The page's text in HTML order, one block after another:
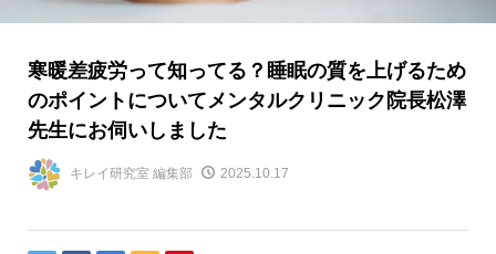
寒暖差疲労って知ってる？睡眠の質を上げるため
のポイントについてメンタルクリニック院長松澤
先生にお伺いしました
キレイ研究室 編集部 2025.10.17